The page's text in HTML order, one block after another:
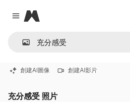
Close menu
Magnific
創建AI圖像 創建AI影片
充分感受 照片